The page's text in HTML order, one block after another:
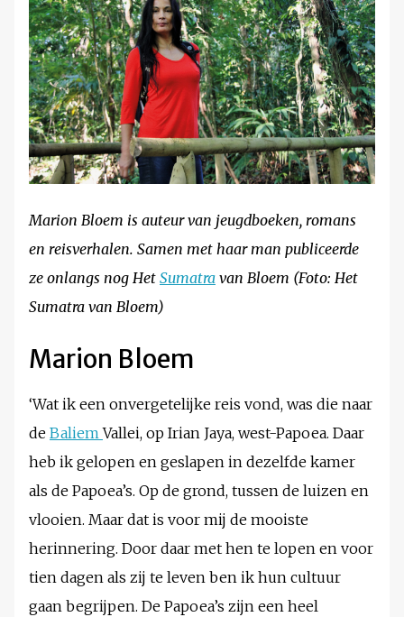
Marion Bloem is auteur van jeugdboeken, romans
en reisverhalen. Samen met haar man publiceerde
ze onlangs nog Het Sumatra van Bloem (Foto: Het
Sumatra van Bloem)
Marion Bloem
‘Wat ik een onvergetelijke reis vond, was die naar
de BaliemVallei, op Irian Jaya, west-Papoea. Daar
heb ik gelopen en geslapen in dezelfde kamer
als de Papoea’s. Op de grond, tussen de luizen en
vlooien. Maar dat is voor mij de mooiste
herinnering. Door daar met hen te lopen en voor
tien dagen als zij te leven ben ik hun cultuur
gaan begrijpen. De Papoea’s zijn een heel